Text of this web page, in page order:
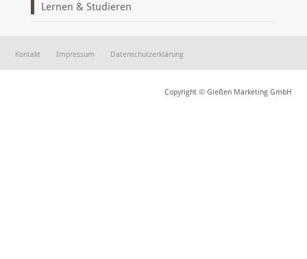
Lernen & Studieren
Kontakt Impressum Datenschutzerklärung
Copyright © Gießen Marketing GmbH